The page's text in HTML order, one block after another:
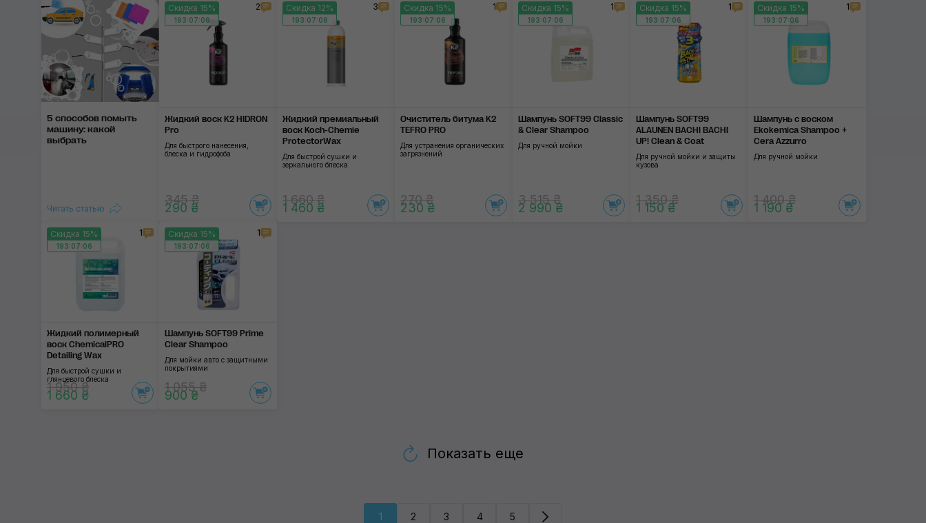
5 способов помыть
машину: какой
выбрать
Читать статью
Скидка 15%
193:07:06
2
Жидкий воск K2 HIDRON
Pro
Для быстрого нанесения,
блеска и гидрофоба
345 ₴
290 ₴
Скидка 12%
193:07:06
3
Жидкий премиальный
воск Koch-Chemie
ProtectorWax
Для быстрой сушки и
зеркального блеска
1 660 ₴
1 460 ₴
Скидка 15%
193:07:06
1
Очиститель битума K2
TEFRO PRO
Для устранения органических
загрязнений
270 ₴
230 ₴
Скидка 15%
193:07:06
1
Шампунь SOFT99 Classic
& Clear Shampoo
Для ручной мойки
3 515 ₴
2 990 ₴
Скидка 15%
193:07:06
1
Шампунь SOFT99
ALAUNEN BACHI BACHI
UP! Clean & Coat
Для ручной мойки и защиты
кузова
1 350 ₴
1 150 ₴
Скидка 15%
193:07:06
1
Шампунь с воском
Ekokemica Shampoo +
Cera Azzurro
Для ручной мойки
1 400 ₴
1 190 ₴
Скидка 15%
193:07:06
1
Жидкий полимерный
воск ChemicalPRO
Detailing Wax
Для быстрой сушки и
глянцевого блеска
1 950 ₴
1 660 ₴
Скидка 15%
193:07:06
1
Шампунь SOFT99 Prime
Clear Shampoo
Для мойки авто с защитными
покрытиями
1 055 ₴
900 ₴
Показать еще
1 2 3 4 5